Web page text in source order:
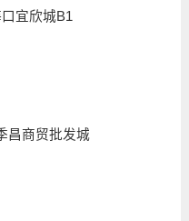
宜欣城B1
昌商贸批发城